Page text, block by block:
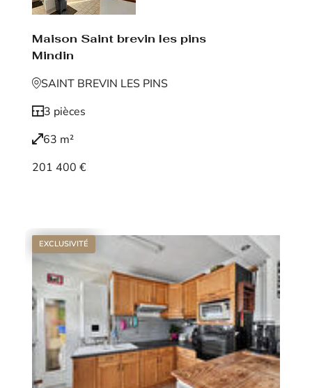
Maison Saint brevin les pins
Mindin
SAINT BREVIN LES PINS
3 pièces
63 m²
201 400 €
EXCLUSIVITÉ